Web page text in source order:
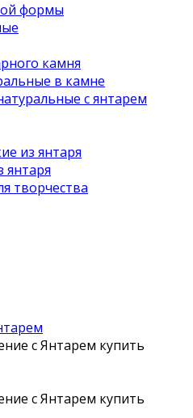
формы
камня
в камне
с янтарем
из янтаря
янтаря
творчества
с Янтарем купить
с Янтарем купить